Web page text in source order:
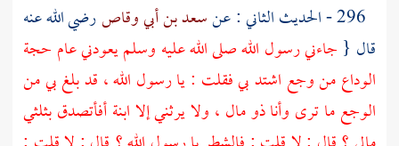
سعد بن أبي وقاصرضي الله عنه
قال { جاءني رسول الله صلى الله عليه وسلم يعودني عام حجة
الوداع من وجع اشتد بي فقلت : يا رسول الله ، قد بلغ بي من
الوجع ما ترى وأنا ذو مال ، ولا يرثني إلا ابنة أفأتصدق بثلثي